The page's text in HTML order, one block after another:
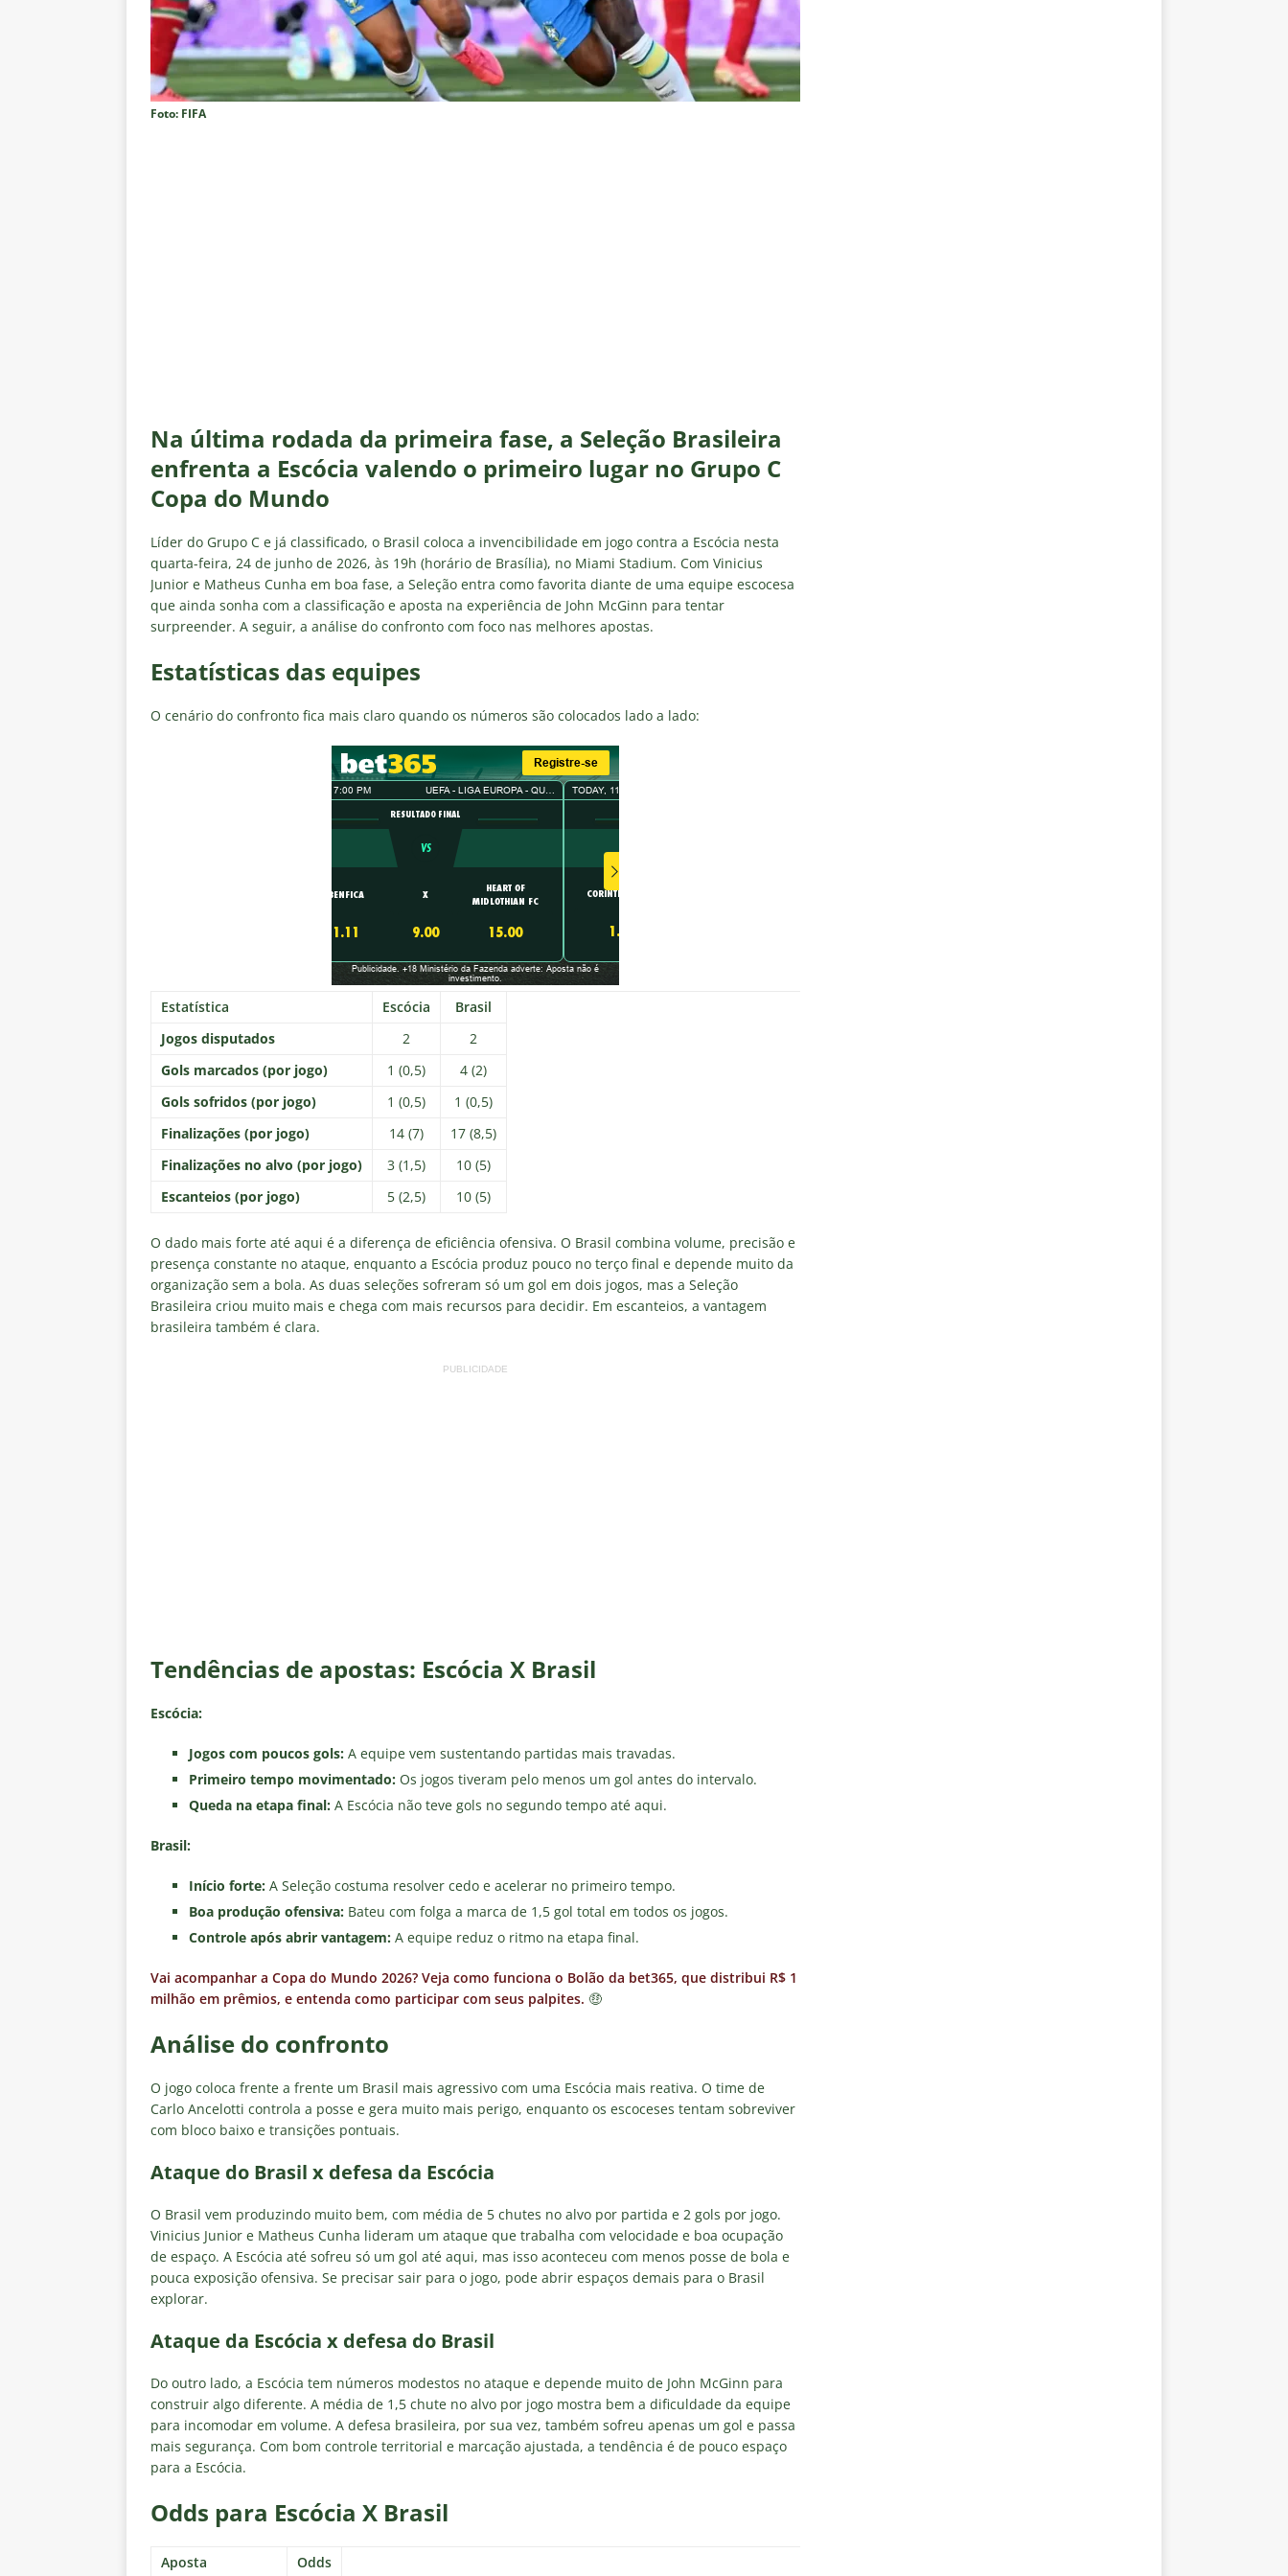
no tempo normal e os pontos de alerta no meio-campo tricolor
COLUNAS
[ 5 de agosto de 2026 ] Casa cheia! Veja a nova parcial de ingressos vendidos para Fluminense x
Vasco
NOTÍCIAS
[ 5 de agosto de 2026 ] Fluminense anuncia novidade no Maracanã para o clássico contra o Vasco
[ 5 de agosto de 2026 ]
CBF confirma paralisação do futebol brasileiro durante a Copa do Mundo
Feminina de 2027
NOTÍCIAS
[ 4 de agosto de 2026 ]
[ 4 de agosto de 2026 ] Roger Flores detona falta de espaço para Moleques de Xerém
NOTÍCIAS
[ 4 de agosto de 2026 ] Remo X Santos — Oitavas Copa do Brasil 2026: Palpites, Odds e
Estatísticas
DICAS DE APOSTAS
clássico contra o Vasco
NOTÍCIAS
Foto: FIFA
Na última rodada da primeira fase, a Seleção Brasileira
enfrenta a Escócia valendo o primeiro lugar no Grupo C
Copa do Mundo
Líder do Grupo C e já classificado, o Brasil coloca a invencibilidade em jogo contra a Escócia nesta
quarta-feira, 24 de junho de 2026, às 19h (horário de Brasília), no Miami Stadium. Com Vinicius
Junior e Matheus Cunha em boa fase, a Seleção entra como favorita diante de uma equipe escocesa
que ainda sonha com a classificação e aposta na experiência de John McGinn para tentar
surpreender. A seguir, a análise do confronto com foco nas melhores apostas.
Estatísticas das equipes
O cenário do confronto fica mais claro quando os números são colocados lado a lado:
Estatística Escócia
Brasil
Jogos disputados
2
2
Gols marcados (por jogo)
1 (0,5)
4 (2)
Gols sofridos (por jogo)
1 (0,5)
1 (0,5)
Finalizações (por jogo)
14 (7)
17 (8,5)
Finalizações no alvo (por jogo)
3 (1,5)
10 (5)
Escanteios (por jogo)
5 (2,5) 10 (5)
O dado mais forte até aqui é a diferença de eficiência ofensiva. O Brasil combina volume, precisão e
presença constante no ataque, enquanto a Escócia produz pouco no terço final e depende muito da
organização sem a bola. As duas seleções sofreram só um gol em dois jogos, mas a Seleção
Brasileira criou muito mais e chega com mais recursos para decidir. Em escanteios, a vantagem
brasileira também é clara.
PUBLICIDADE
Tendências de apostas: Escócia X Brasil
Escócia:
Jogos com poucos gols: A equipe vem sustentando partidas mais travadas.
Primeiro tempo movimentado: Os jogos tiveram pelo menos um gol antes do intervalo.
Queda na etapa final: A Escócia não teve gols no segundo tempo até aqui.
Brasil:
Início forte: A Seleção costuma resolver cedo e acelerar no primeiro tempo.
Boa produção ofensiva: Bateu com folga a marca de 1,5 gol total em todos os jogos.
Controle após abrir vantagem: A equipe reduz o ritmo na etapa final.
Vai acompanhar a Copa do Mundo 2026? Veja como funciona o Bolão da bet365, que distribui R$ 1
milhão em prêmios, e entenda como participar com seus palpites. 🤑
Análise do confronto
O jogo coloca frente a frente um Brasil mais agressivo com uma Escócia mais reativa. O time de
Carlo Ancelotti controla a posse e gera muito mais perigo, enquanto os escoceses tentam sobreviver
com bloco baixo e transições pontuais.
Ataque do Brasil x defesa da Escócia
O Brasil vem produzindo muito bem, com média de 5 chutes no alvo por partida e 2 gols por jogo.
Vinicius Junior e Matheus Cunha lideram um ataque que trabalha com velocidade e boa ocupação
de espaço. A Escócia até sofreu só um gol até aqui, mas isso aconteceu com menos posse de bola e
pouca exposição ofensiva. Se precisar sair para o jogo, pode abrir espaços demais para o Brasil
explorar.
Ataque da Escócia x defesa do Brasil
Do outro lado, a Escócia tem números modestos no ataque e depende muito de John McGinn para
construir algo diferente. A média de 1,5 chute no alvo por jogo mostra bem a dificuldade da equipe
para incomodar em volume. A defesa brasileira, por sua vez, também sofreu apenas um gol e passa
mais segurança. Com bom controle territorial e marcação ajustada, a tendência é de pouco espaço
para a Escócia.
Odds para Escócia X Brasil
Aposta Odds